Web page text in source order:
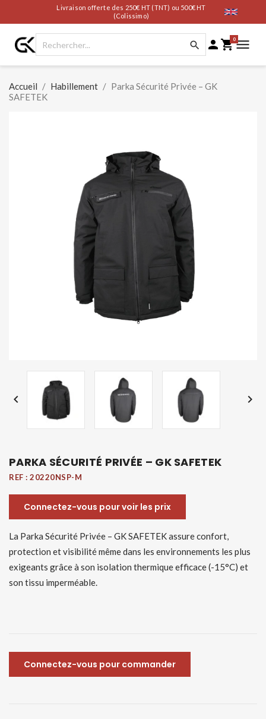
Livraison offerte des 250€ HT (TNT) ou 500€ HT
(Colissimo)
  0
Accueil Habillement
Parka Sécurité Privée – GK
SAFETEK
 
PARKA SÉCURITÉ PRIVÉE – GK SAFETEK
REF : 20220NSP-M
Connectez-vous pour voir les prix
La Parka Sécurité Privée – GK SAFETEK assure confort,
protection et visibilité même dans les environnements les plus
exigeants grâce à son isolation thermique efficace (-15°C) et
son tissu imperméable.
Connectez-vous pour commander